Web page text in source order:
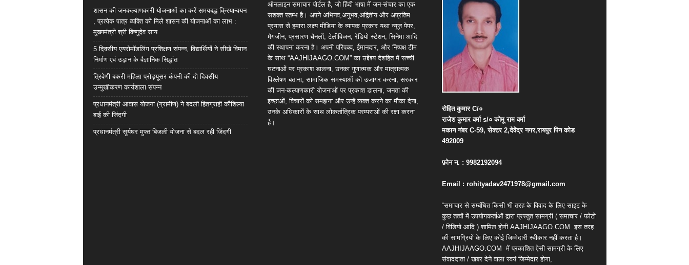
शासन की जनकल्याणकारी योजनाओं का करें समयबद्ध क्रियान्वयन
, प्रत्येक पात्र व्यक्ति को मिले शासन की योजनाओं का लाभ :
मुख्यमंत्री श्री विष्णुदेव साय
5 दिवसीय एयरोमॉडलिंग प्रशिक्षण संपन्न, विद्यार्थियों ने सीखे विमान
निर्माण एवं उड़ान के वैज्ञानिक सिद्धांत
त्रिवेणी बकरी महिला प्रोड्यूसर कंपनी की दो दिवसीय
उन्मुखीकरण कार्यशाला संपन्न
प्रधानमंत्री आवास योजना (ग्रामीण) ने बदली हितग्राही कौशिल्या
बाई की जिंदगी
प्रधानमंत्री सूर्यघर मुफ्त बिजली योजना से बदल रही जिंदगी
ऑनलाइन समाचार पोर्टल है, जो हिंदी भाषा में जन-संचार का एक
सशक्त स्तम्भ है। अपने अभिनव,अनुभव,अद्वितीय और अप्रतिम
प्रयास से हमारा लक्ष्य मीडिया के व्यापक प्रकार यथा न्यूज़ पेपर,
मैगजीन, प्रसारण चैनलों, टेलीविजन, रेडियो स्टेशन, सिनेमा आदि
की स्थापना करना है। अपनी परिपक्व, ईमानदार, और निष्पक्ष टीम
के साथ “AAJHIJAAGO.COM” का उद्देश्य देशहित में सच्ची
घटनाओं पर प्रकाश डालना, उनका गुणात्मक और मात्रात्मक
विश्लेषण बताना, सामाजिक समस्याओं को उजागर करना, सरकार
की जन-कल्याणकारी योजनाओं पर प्रकाश डालना, जनता की
इच्छाओं, विचारों को समझना और उन्हें व्यक्त करने का मौका देना,
उनके अधिकारों के साथ लोकतांत्रिक परम्पराओं की रक्षा करना
है।
रोहित कुमारC/०
राजेश कुमार वर्माs/० कोमू राम वर्मा
मकान नंबरC-59,सेक्टर2,देवेंद्र नगर,रायपुर पिन कोड
492009
फ़ोन न. : 9982192094
Email : rohityadav2471978@gmail.com
“समाचार से सम्बंधित किसी भी तरह के विवाद के लिए साइट के
कुछ तत्वों में उपयोगकर्ताओं द्वारा प्रस्तुत सामग्री ( समाचार / फोटो
/ विडियो आदि ) शामिल होगी AAJHIJAAGO.COM इस तरह
की सामग्रियों के लिए कोई जिम्मेदारी स्वीकार नहीं करता है।
AAJHIJAAGO.COM में प्रकाशित ऐसी सामग्री के लिए
संवाददाता / खबर देने वाला स्वयं जिम्मेदार होगा,